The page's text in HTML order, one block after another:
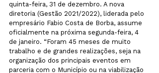
quinta-feira, 31 de dezembro. A nova
diretoria (Gestão 2021/2022), liderada pelo
empresário Fabio Costa de Borba, assume
oficialmente na próxima segunda-feira, 4
de janeiro. “Foram 45 meses de muito
trabalho e de grandes realizações, seja na
organização dos principais eventos em
parceria com o Município ou na viabilização